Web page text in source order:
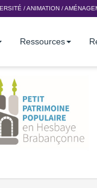
/ANIMATION /
Ressources